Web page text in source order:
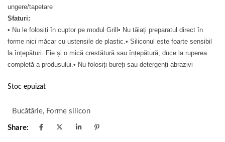
ungere/tapetare
Sfaturi:
• Nu le folosiți în cuptor pe modul Grill• Nu tăiați preparatul direct în
forme nici măcar cu ustensile de plastic.• Siliconul este foarte sensibil
la înțepături. Fie și o mică crestătură sau înțepătură, duce la ruperea
completă a produsului.• Nu folosiți bureți sau detergenți abrazivi
Stoc epuizat
Bucătărie, Forme silicon
Share: